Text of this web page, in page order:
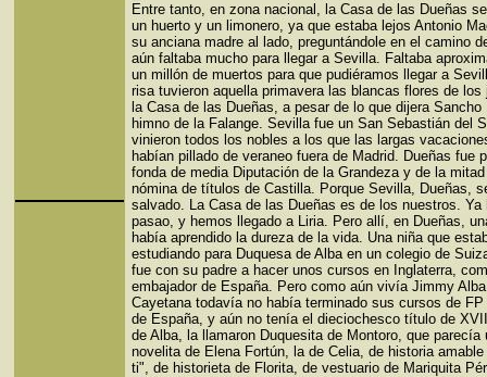
Entre tanto, en zona nacional, la Casa de las Dueñas
un huerto y un limonero, ya que estaba lejos Antonio
su anciana madre al lado, preguntándole en el camino
aún faltaba mucho para llegar a Sevilla. Faltaba
un millón de muertos para que pudiéramos llegar a
risa tuvieron aquella primavera las blancas flores de los
la Casa de las Dueñas, a pesar de lo que dijera Sancho
himno de la Falange. Sevilla fue un San Sebastián del
vinieron todos los nobles a los que las largas
habían pillado de veraneo fuera de Madrid. Dueñas fue
fonda de media Diputación de la Grandeza y de la
nómina de títulos de Castilla. Porque Sevilla, Dueñas,
salvado. La Casa de las Dueñas es de los nuestros. Ya
pasao, y hemos llegado a Liria. Pero allí, en Dueñas,
había aprendido la dureza de la vida. Una niña que
estudiando para Duquesa de Alba en un colegio de
fue con su padre a hacer unos cursos en Inglaterra,
embajador de España. Pero como aún vivía Jimmy
Cayetana todavía no había terminado sus cursos de FP
de España, y aún no tenía el dieciochesco título de
de Alba, la llamaron Duquesita de Montoro, que parecía
novelita de Elena Fortún, la de Celia, de historia
ti", de historieta de Florita, de vestuario de Mariquita